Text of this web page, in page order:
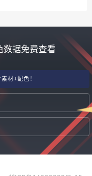
数据免费查看
材+配色！